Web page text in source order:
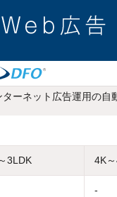
ターネット広告運用の自
3LDK 4K
-